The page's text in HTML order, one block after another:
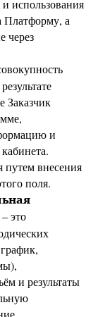
использования
а
через
Заказчик
и
путем внесения
поля.
– это
и результаты